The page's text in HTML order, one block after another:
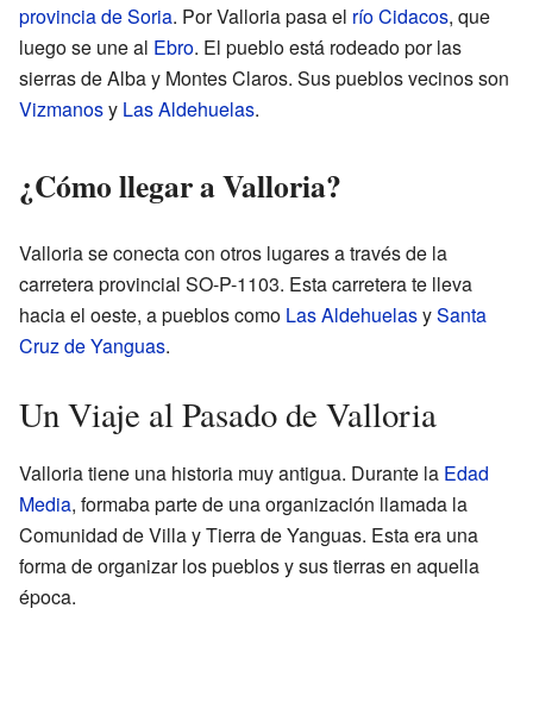
provincia de Soria. Por Valloria pasa el río Cidacos, que
luego se une al Ebro. El pueblo está rodeado por las
sierras de Alba y Montes Claros. Sus pueblos vecinos son
Vizmanosy Las Aldehuelas.
¿Cómo llegar a Valloria?
Valloria se conecta con otros lugares a través de la
carretera provincial SO-P-1103. Esta carretera te lleva
hacia el oeste, a pueblos como Las AldehuelasySanta
Cruz de Yanguas.
Un Viaje al Pasado de Valloria
Valloria tiene una historia muy antigua. Durante la Edad
Media, formaba parte de una organización llamada la
Comunidad de Villa y Tierra de Yanguas. Esta era una
forma de organizar los pueblos y sus tierras en aquella
época.